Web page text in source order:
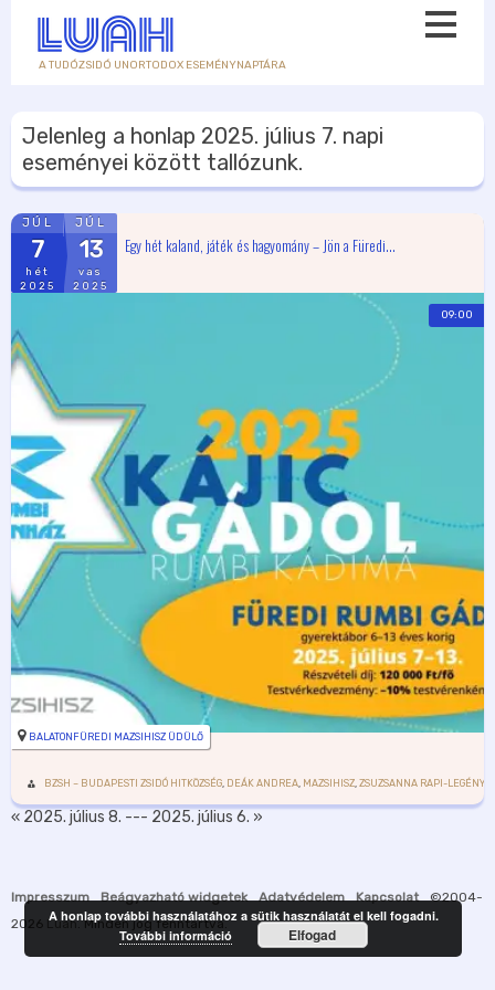
A TUDÓZSIDÓ UNORTODOX ESEMÉNYNAPTÁRA
Jelenleg a honlap 2025. július 7. napi
eseményei között tallózunk.
JÚL
7
hét
2025
JÚL
13
vas
2025
Egy hét kaland, játék és hagyomány – Jön a Füredi...
09:00
BALATONFÜREDI MAZSIHISZ ÜDÜLŐ
BZSH – BUDAPESTI ZSIDÓ HITKÖZSÉG DEÁK ANDREA MAZSIHISZ ZSUZSANNA RAPI-LEGÉNY
« 2025. július 8. --- 2025. július 6. »
Impresszum Beágyazható widgetek Adatvédelem Kapcsolat
©2004-
2026 Luah. Minden jog fenntartva.
A honlap további használatához a sütik használatát el kell fogadni.
További információ
Elfogad